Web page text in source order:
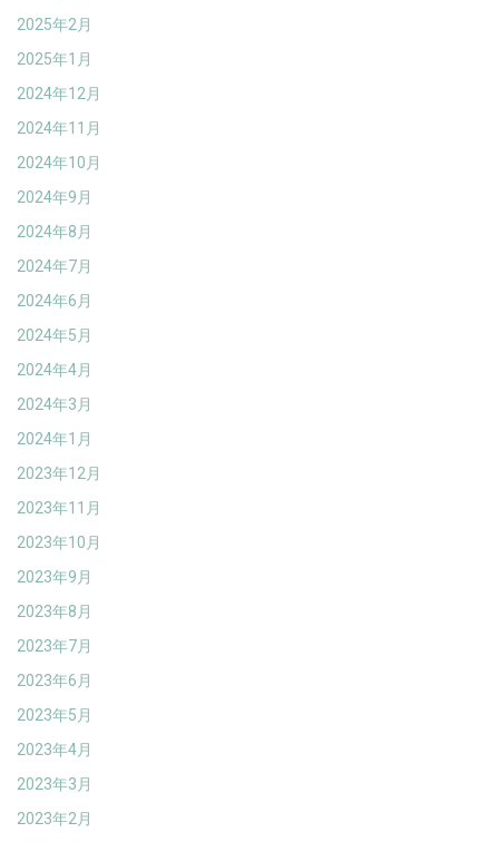
2025年2月
2025年1月
2024年12月
2024年11月
2024年10月
2024年9月
2024年8月
2024年7月
2024年6月
2024年5月
2024年4月
2024年3月
2024年1月
2023年12月
2023年11月
2023年10月
2023年9月
2023年8月
2023年7月
2023年6月
2023年5月
2023年4月
2023年3月
2023年2月